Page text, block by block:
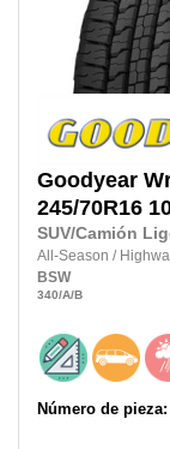
Goodyear
245/70R16
SUV/Camión
All-Season /
BSW
340/A/B
Número de pieza: